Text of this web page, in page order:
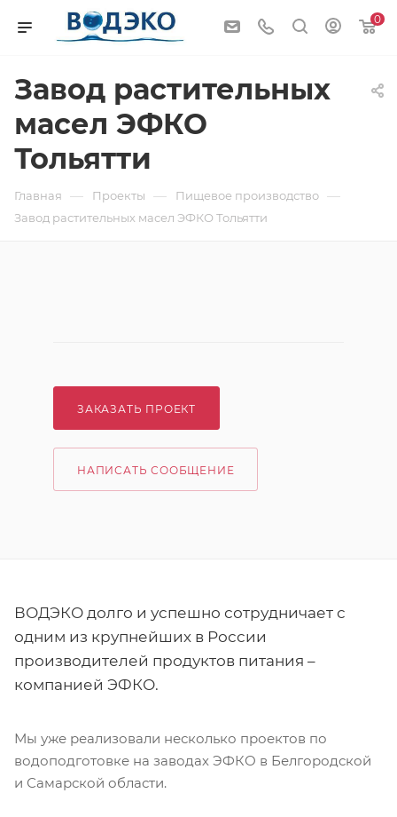
0
Завод растительных
масел ЭФКО
Тольятти
Главная — Проекты — Пищевое производство —
Завод растительных масел ЭФКО Тольятти
ЗАКАЗАТЬ ПРОЕКТ
НАПИСАТЬ СООБЩЕНИЕ
ВОДЭКО долго и успешно сотрудничает с
одним из крупнейших в России
производителей продуктов питания –
компанией ЭФКО.
Мы уже реализовали несколько проектов по
водоподготовке на заводах ЭФКО в Белгородской
и Самарской области.